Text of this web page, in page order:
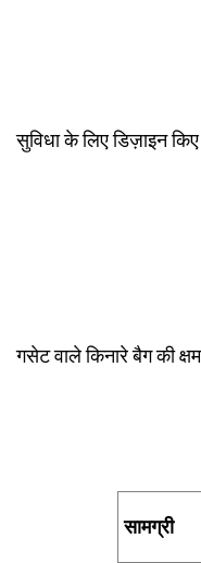
सुविधा के लिए डिज़ाइन
गसेट वाले किनारे बैग की
सामग्री